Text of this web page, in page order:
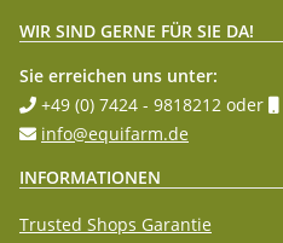
WIR SIND GERNE FÜR SIE DA!
Sie erreichen uns unter:
+49 (0) 7424 - 9818212 oder
info@equifarm.de
INFORMATIONEN
Trusted Shops Garantie